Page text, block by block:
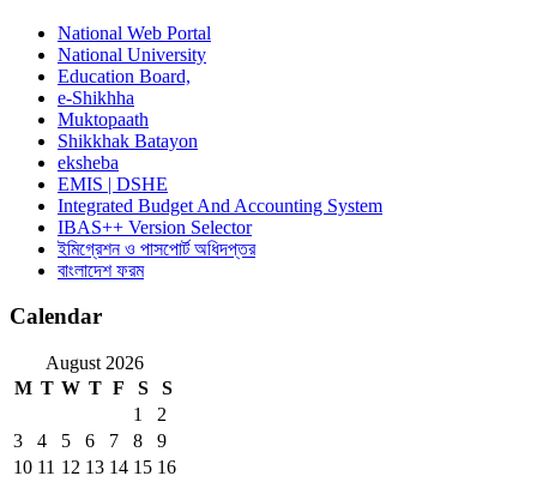
National Web Portal
National University
Education Board,
e-Shikhha
Muktopaath
Shikkhak Batayon
eksheba
EMIS | DSHE
Integrated Budget And Accounting System
IBAS++ Version Selector
ইমিগ্রেশন ও পাসপোর্ট অধিদপ্তর
বাংলাদেশ ফরম
Calendar
August 2026
M T W T F S
S
1
2
3
4 5 6 7 8
9
10 11 12 13 14 15 16